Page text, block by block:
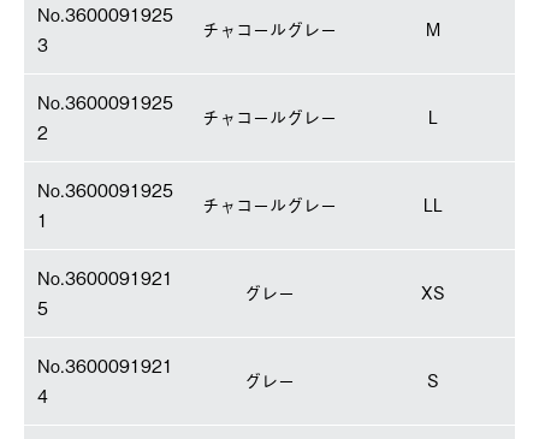
No.3600091925
3
チャコールグレー M
No.3600091925
2
チャコールグレー L
No.3600091925
1
チャコールグレー LL
No.3600091921
5
グレー XS
No.3600091921
4
グレー S